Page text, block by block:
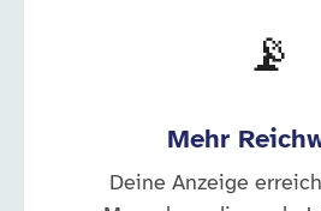
📡
Mehr
Deine Anzeige